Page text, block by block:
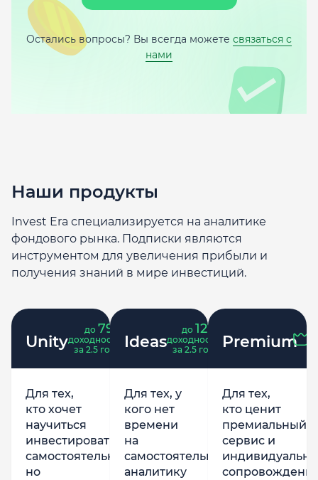
Остались вопросы? Вы всегда можете связаться с
нами
Наши продукты
Invest Era специализируется на аналитике
фондового рынка. Подписки являются
инструментом для увеличения прибыли и
получения знаний в мире инвестиций.
Unity
до 79
доходность
за 2.5 года
Для тех,
кто хочет
научиться
инвестировать
самостоятельно,
но
Ideas
до 121
доходность
за 2.5 года
Для тех, у
кого нет
времени
на
самостоятельную
аналитику
Premium
Для тех,
кто ценит
премиальный
сервис и